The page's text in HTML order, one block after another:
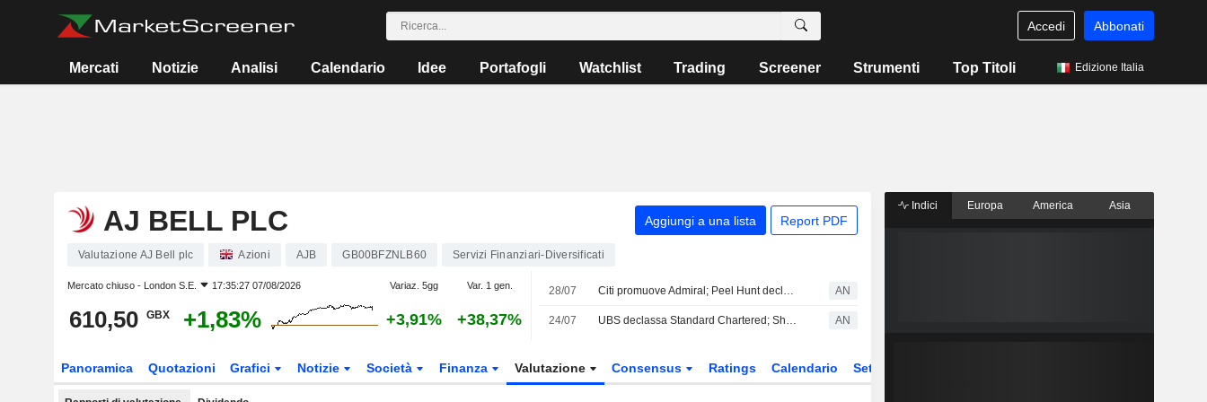
Accedi Abbonati
Mercati Notizie Analisi Calendario Idee Portafogli Watchlist Trading Screener Strumenti Top Titoli Edizione Italia
AJ BELL PLC Aggiungi a una lista Report PDF
Valutazione AJ Bell plc Azioni AJB GB00BFZNLB60 Servizi Finanziari-Diversificati
Mercato chiuso - London S.E. 17:35:27 07/08/2026 Variaz. 5gg Var. 1 gen.
610,50 GBX +1,83% +3,91% +38,37%
28/07 Citi promuove Admiral; Peel Hunt declassa Sabre AN
24/07 UBS declassa Standard Chartered; Shore promuove HSBC AN
Panoramica Quotazioni Grafici Notizie Società Finanza Valutazione Consensus Ratings Calendario Settore
Indici Europa America Asia